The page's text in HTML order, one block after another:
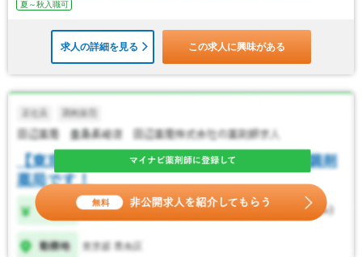
夏～秋入職可
求人の詳細を見る この求人に興味がある